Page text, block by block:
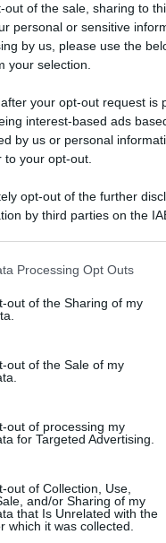
out of the sale, sharing to
personal or sensitive
by us, please use the
your selection.
your opt-out request is
interest-based ads
by us or personal
your opt-out.
opt-out of the further
by third parties on the
also be disclosed by us
third parties.
website/app uses one or
gather and store
visit or usage behaviour.
to Google and its third-
Processing Opt Outs
out of the Sharing of my
out of the Sale of my
out of processing my
for Targeted Advertising.
out of Collection, Use,
and/or Sharing of my
that Is Unrelated with the
which it was collected.
70 ANNI FA
di carbone di
disastro nel quale
italiani.
L'ARTICOLO
disastro di Marcinelle